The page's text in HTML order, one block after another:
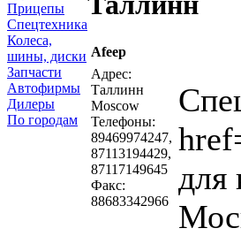
Прицепы
Спецтехника
Колеса,
шины, диски
Запчасти
Автофирмы
Дилеры
По городам
Afeep
Адрес:
Таллинн
Moscow
Телефоны:
89469974247,
87113194429,
87117149645
Факс:
88683342966
для